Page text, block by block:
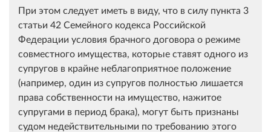
При этом следует иметь в виду, что в силу пункта 3
статьи 42 Семейного кодекса Российской
Федерации условия брачного договора о режиме
совместного имущества, которые ставят одного из
супругов в крайне неблагоприятное положение
(например, один из супругов полностью лишается
права собственности на имущество, нажитое
супругами в период брака), могут быть признаны
судом недействительными по требованию этого